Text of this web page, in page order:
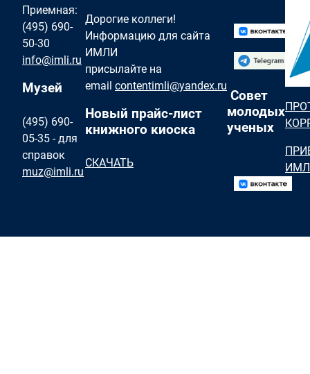
Приемная:
(495) 690-
50-30
info@imli.ru
Музей
(495) 690-
05-35 - для
справок
muz@imli.ru
Дорогие коллеги!
Информацию для сайта
ИМЛИ
присылайте на
email contentimli@yandex.ru
Новый прайс-лист
книжного киоска
СКАЧАТЬ
Совет
молодых
ученых